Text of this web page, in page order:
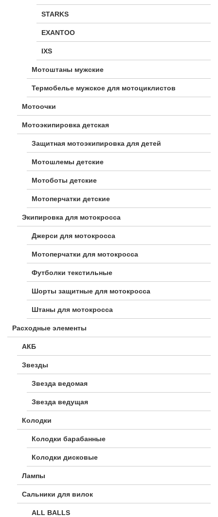
STARKS
EXANTOO
IXS
Мотоштаны мужские
Термобелье мужское для мотоциклистов
Мотоочки
Мотоэкипировка детская
Защитная мотоэкипировка для детей
Мотошлемы детские
Мотоботы детские
Мотоперчатки детские
Экипировка для мотокросса
Джерси для мотокросса
Мотоперчатки для мотокросса
Футболки текстильные
Шорты защитные для мотокросса
Штаны для мотокросса
Расходные элементы
АКБ
Звезды
Звезда ведомая
Звезда ведущая
Колодки
Колодки барабанные
Колодки дисковые
Лампы
Сальники для вилок
ALL BALLS